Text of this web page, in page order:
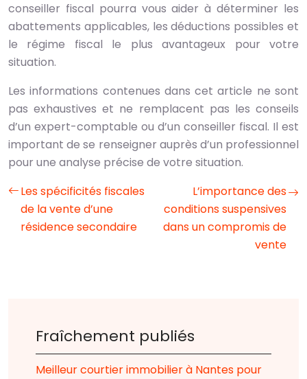
conseiller fiscal pourra vous aider à déterminer les
abattements applicables, les déductions possibles et
le régime fiscal le plus avantageux pour votre
situation.
Les informations contenues dans cet article ne sont
pas exhaustives et ne remplacent pas les conseils
d’un expert-comptable ou d’un conseiller fiscal. Il est
important de se renseigner auprès d’un professionnel
pour une analyse précise de votre situation.
Les spécificités fiscales
de la vente d’une
résidence secondaire
L’importance des
conditions suspensives
dans un compromis de
vente
Fraîchement publiés
Meilleur courtier immobilier à Nantes pour